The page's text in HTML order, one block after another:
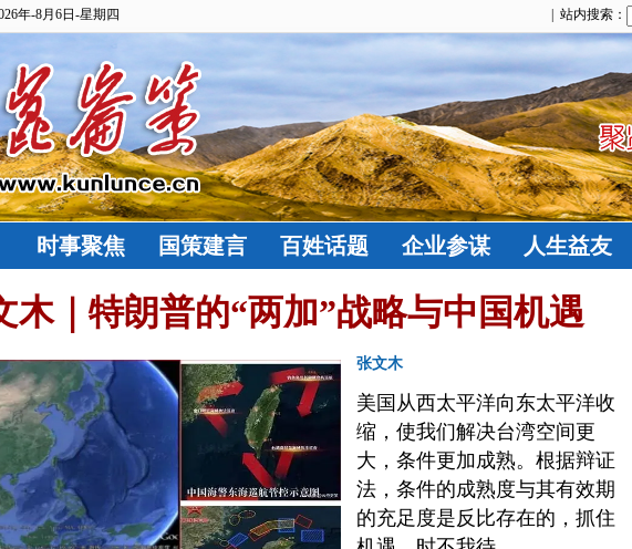
年-8月6日-星期四 | 站内搜索：
时事聚焦 国策建言 百姓话题 企业参谋 人生益友
木｜特朗普的“两加”战略与中国机遇
张文木
美国从西太平洋向东太平洋收
缩，使我们解决台湾空间更
大，条件更加成熟。根据辩证
法，条件的成熟度与其有效期
的充足度是反比存在的，抓住